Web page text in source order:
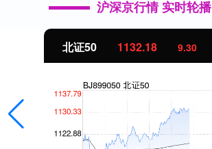
沪深京行情 实时轮播
北证50 1132.37 9.50